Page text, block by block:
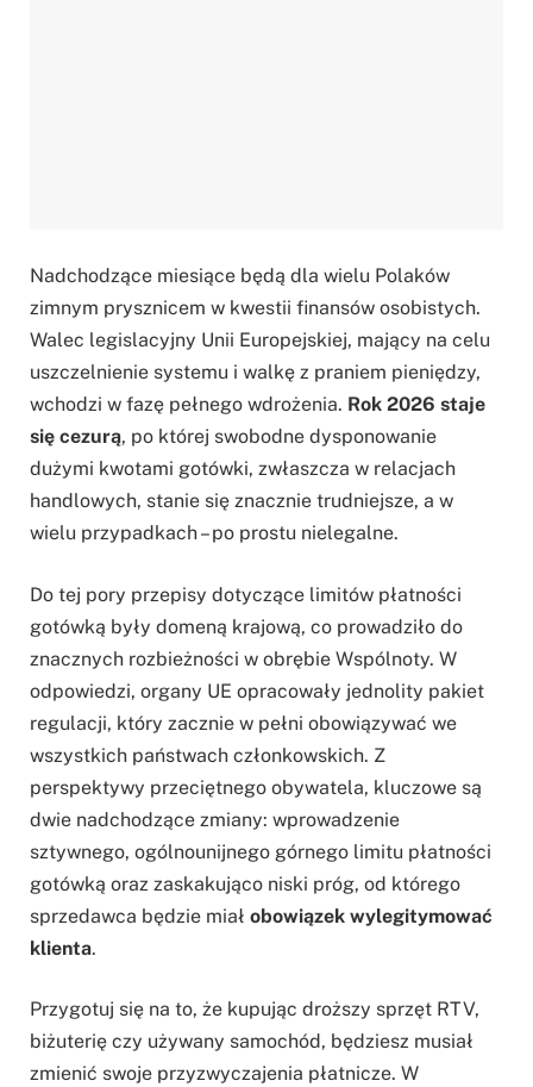
Nadchodzące miesiące będą dla wielu Polaków
zimnym prysznicem w kwestii finansów osobistych.
Walec legislacyjny Unii Europejskiej, mający na celu
uszczelnienie systemu i walkę z praniem pieniędzy,
wchodzi w fazę pełnego wdrożenia. Rok 2026 staje
się cezurą, po której swobodne dysponowanie
dużymi kwotami gotówki, zwłaszcza w relacjach
handlowych, stanie się znacznie trudniejsze, a w
wielu przypadkach – po prostu nielegalne.
Do tej pory przepisy dotyczące limitów płatności
gotówką były domeną krajową, co prowadziło do
znacznych rozbieżności w obrębie Wspólnoty. W
odpowiedzi, organy UE opracowały jednolity pakiet
regulacji, który zacznie w pełni obowiązywać we
wszystkich państwach członkowskich. Z
perspektywy przeciętnego obywatela, kluczowe są
dwie nadchodzące zmiany: wprowadzenie
sztywnego, ogólnounijnego górnego limitu płatności
gotówką oraz zaskakująco niski próg, od którego
sprzedawca będzie miał obowiązek wylegitymować
klienta.
Przygotuj się na to, że kupując droższy sprzęt RTV,
biżuterię czy używany samochód, będziesz musiał
zmienić swoje przyzwyczajenia płatnicze. W